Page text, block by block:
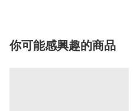
你可能感興趣的商品